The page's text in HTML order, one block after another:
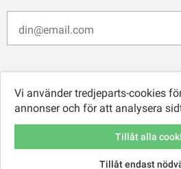
© 2026 TCM Online
Vi använder tredjeparts-cookies
annonser och för att analysera
Tillåt endast
Tillåt alla